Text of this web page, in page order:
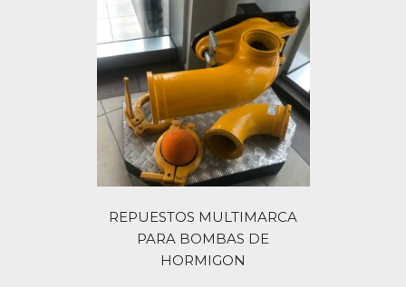
REPUESTOS MULTIMARCA
PARA BOMBAS DE
HORMIGON